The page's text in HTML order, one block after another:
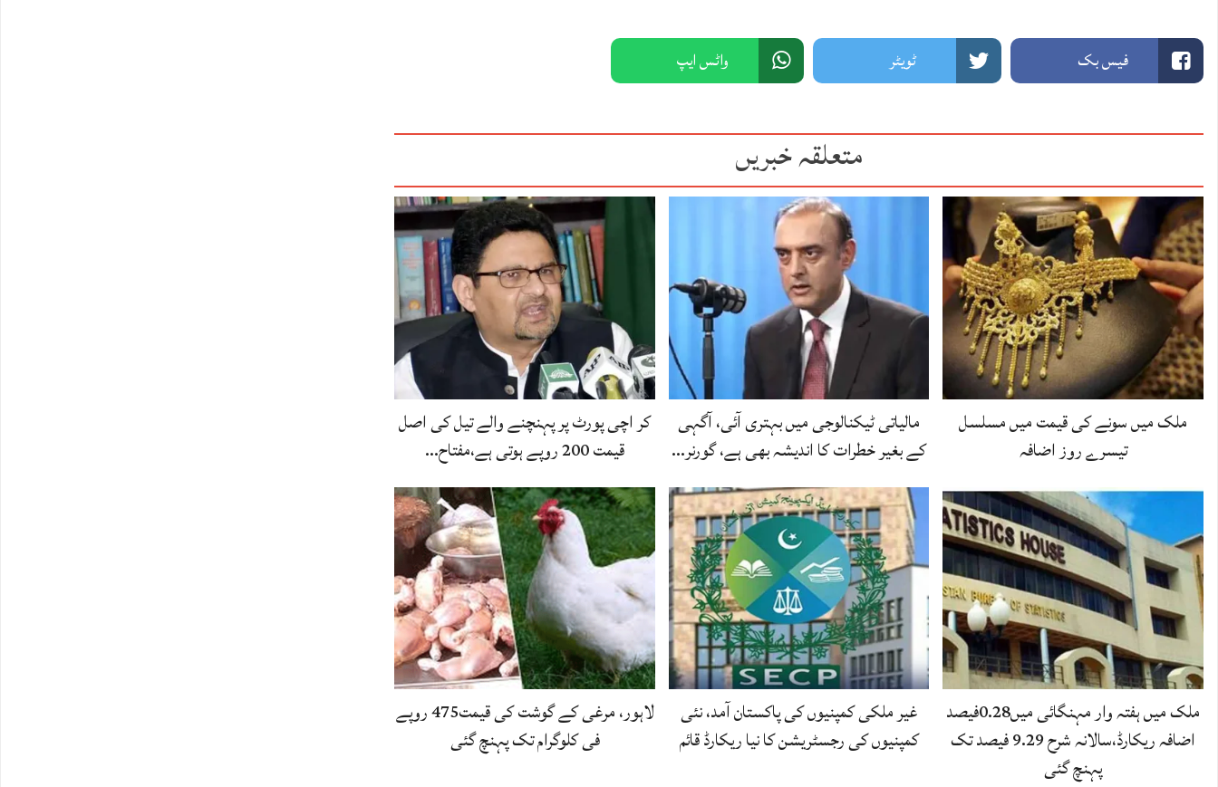
فیس بک ٹویٹر واٹس ایپ
متعلقہ خبریں
ملک میں سونے کی قیمت میں مسلسل
تیسرے روز اضافہ
مالیاتی ٹیکنالوجی میں بہتری آئی، آگہی
کے بغیر خطرات کا اندیشہ بھی ہے، گورنر…
کر اچی پورٹ پر پہنچنے والے تیل کی اصل
قیمت 200 روپے ہوتی ہے،مفتاح…
ملک میں ہفتہ وار مہنگائی میں0.28فیصد
اضافہ ریکارڈ،سالانہ شرح 9.29 فیصد تک
پہنچ گئی
غیر ملکی کمپنیوں کی پاکستان آمد، نئی
کمپنیوں کی رجسٹریشن کا نیا ریکارڈ قائم
لاہور، مرغی کے گوشت کی قیمت475 روپے
فی کلوگرام تک پہنچ گئی